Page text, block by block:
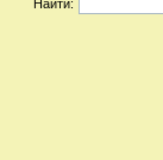
Найти: